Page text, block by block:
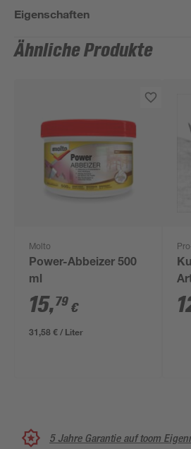
Eigenschaften
Ähnliche Produkte
Molto
Power-Abbeizer 500
ml
15,79 €
31,58 € / Liter
5 Jahre Garantie auf toom